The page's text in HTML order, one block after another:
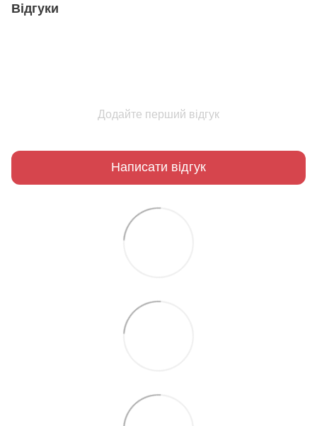
Відгуки
Додайте перший відгук
Написати відгук